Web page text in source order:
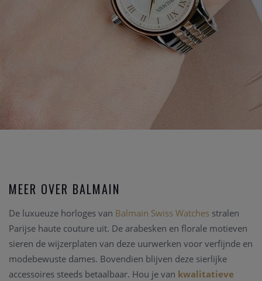
MEER OVER BALMAIN
De luxueuze horloges van Balmain Swiss Watches stralen
Parijse haute couture uit. De arabesken en florale motieven
sieren de wijzerplaten van deze uurwerken voor verfijnde en
modebewuste dames. Bovendien blijven deze sierlijke
accessoires steeds betaalbaar. Hou je van kwalitatieve